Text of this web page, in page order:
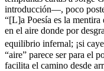
introducción—, poco
“[L]a Poesía es la mentira
en el aire donde por
equilibrio infernal; ¡si
“aire” parece ser para el
facilita el camino desde